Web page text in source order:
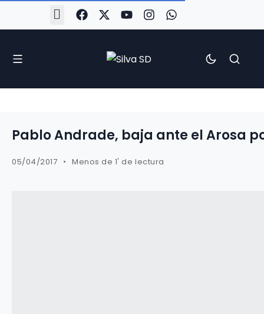
Pablo Andrade, baja ante el Arosa
05/04/2017 Menos de 1' de lectura